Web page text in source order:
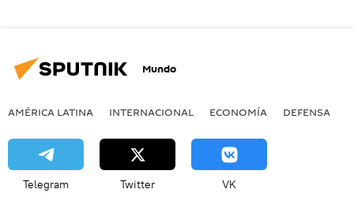
Mundo
AMÉRICA LATINA INTERNACIONAL ECONOMÍA DEFENSA
Telegram Twitter VK